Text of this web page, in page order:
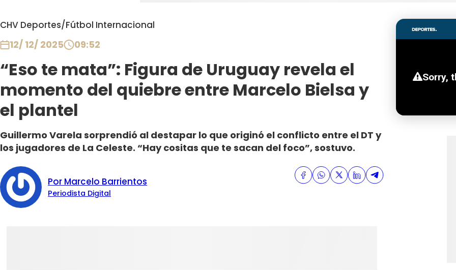
CHV Deportes/Fútbol Internacional
12/ 12/ 2025 09:52
“Eso te mata”: Figura de Uruguay revela el
momento del quiebre entre Marcelo Bielsa y
el plantel
Guillermo Varela sorprendió al destapar lo que originó el conflicto entre el DT y
los jugadores de La Celeste. “Hay cositas que te sacan del foco”, sostuvo.
Por Marcelo Barrientos
Periodista Digital